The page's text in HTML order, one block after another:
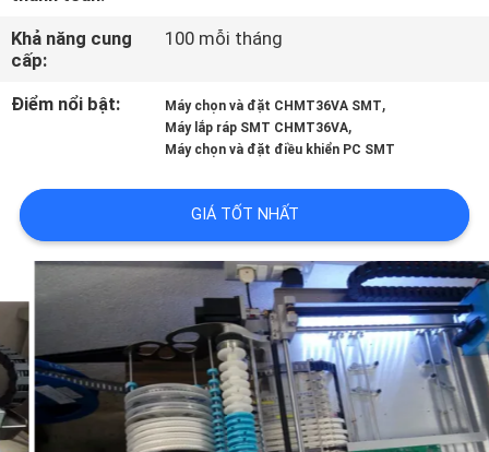
KIỂM
SOÁT
CHẤT
LIÊN
HỆ
VỚI
CHÚNG
TÔI
TIN
Khả năng cung
cấp:
100 mỗi tháng
Điểm nổi bật: Máy chọn và đặt CHMT36VA SMT,
Máy lắp ráp SMT CHMT36VA,
Máy chọn và đặt điều khiển PC SMT
GIÁ TỐT NHẤT